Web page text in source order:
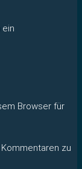
ein
Browser für
zu